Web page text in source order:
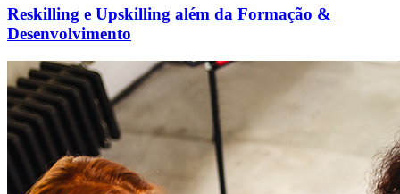
Reskilling e Upskilling além da Formação &
Desenvolvimento